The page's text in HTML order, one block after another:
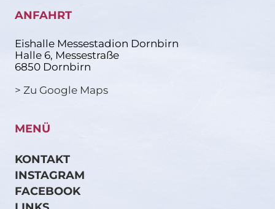
ANFAHRT
Eishalle Messestadion Dornbirn
Halle 6, Messestraße
6850 Dornbirn
> Zu Google Maps
MENÜ
KONTAKT
INSTAGRAM
FACEBOOK